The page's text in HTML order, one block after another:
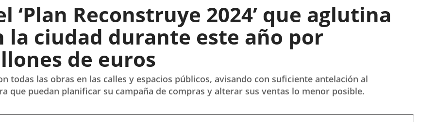
ventana
nueva.
‘Plan Reconstruye 2024’ que aglutina
la ciudad durante este año por
de euros
todas las obras en las calles y espacios públicos, avisando con suficiente antelación al
que puedan planificar su campaña de compras y alterar sus ventas lo menor posible.